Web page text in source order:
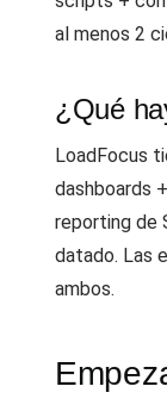
al menos 2
¿Qué
LoadFocus
dashboards
reporting de
datado. Las
ambos.